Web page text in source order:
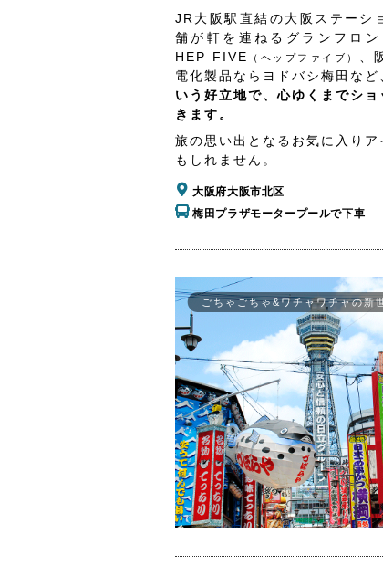
JR大阪駅直結の大阪ステーシ
舗が軒を連ねるグランフロ
HEP FIVE
（ヘップファイブ）
、
電化製品ならヨドバシ梅田など
いう好立地で、心ゆくまでシ
きます。
旅の思い出となるお気に入り
もしれません。
大阪府大阪市北区
梅田プラザモータープールで下車
ごちゃごちゃ&ワチャワチャの新